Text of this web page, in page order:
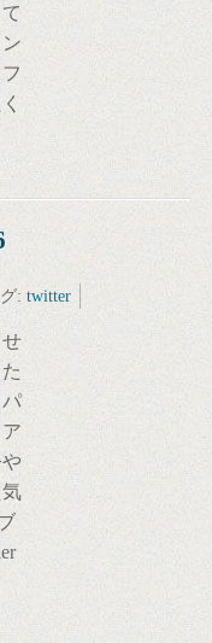
グ:twitter